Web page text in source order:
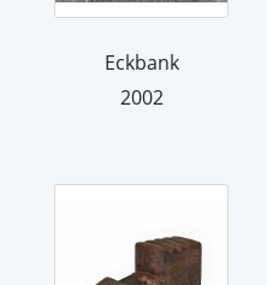
Eckbank
2002